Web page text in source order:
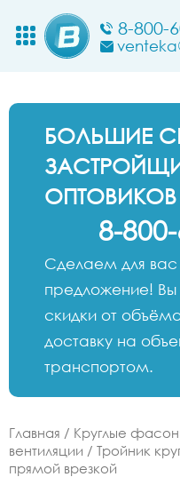
8-800-
БОЛЬШИЕ
ОПТОВИКОВ
8-
Сделаем для
предложение! Вы
скидки от
доставку на
транспортом.
Главная / Круглые
вентиляции / Тройник
прямой врезкой